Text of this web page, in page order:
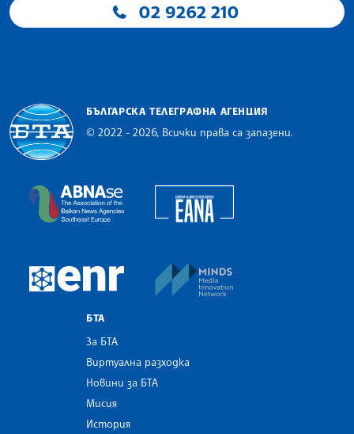
02 9262 210
БЪЛГАРСКА ТЕЛЕГРАФНА АГЕНЦИЯ
© 2022 - 2026, Всички права са запазени.
The Assocoation of the Balkan News Agencies
European Newsroom
БТА
За БТА
Виртуална разходка
Новини за БТА
Мисия
История